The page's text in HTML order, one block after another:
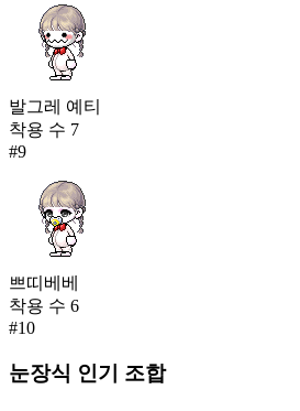
발그레 예티
착용 수 7
#9
쁘띠베베
착용 수 6
#10
눈장식 인기 조합